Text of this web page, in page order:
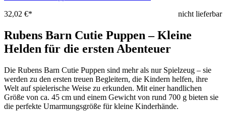
nicht lieferbar
32,02 €*
Rubens Barn Cutie Puppen – Kleine
Helden für die ersten Abenteuer
Die Rubens Barn Cutie Puppen sind mehr als nur Spielzeug – sie
werden zu den ersten treuen Begleitern, die Kindern helfen, ihre
Welt auf spielerische Weise zu erkunden. Mit einer handlichen
Größe von ca. 45 cm und einem Gewicht von rund 700 g bieten sie
die perfekte Umarmungsgröße für kleine Kinderhände.